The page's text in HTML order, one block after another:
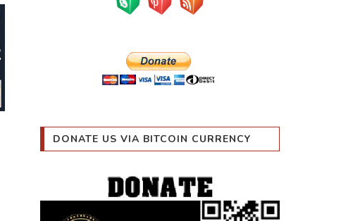
DONATE US VIA BITCOIN CURRENCY